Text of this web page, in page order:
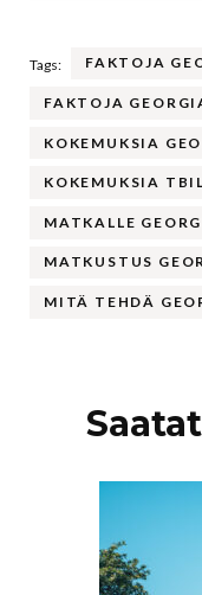
Tags: FAKTOJA
FAKTOJA
KOKEMUKSIA
KOKEMUKSIA
MATKALLE
MATKUSTUS
MITÄ TEHDÄ
Artikkelien